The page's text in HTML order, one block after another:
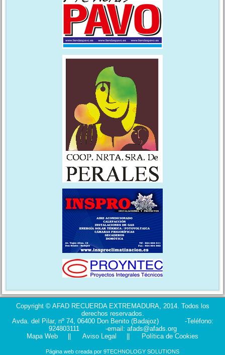
Copyright © AFAD RECUERDA EXTREMADURA, 2014. Todos los
derechos reservados.
Avda. del Pilar, nº 74, 06400 Don Benito (Badajoz) -Teléfono:
924803111 -email: afads@afads.org
Mapa Web
Aviso Legal Política de Cookies
Página web creada por 9TECHNOLOGY SOLUTIONS